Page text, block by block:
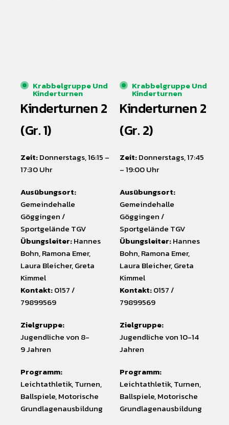
Krabbelgruppe Und
Kinderturnen
Kinderturnen 2
(Gr. 1)
Zeit:Donnerstags, 16:15 –
17:30 Uhr
Ausübungsort:
Gemeindehalle
Göggingen /
Sportgelände TGV
Übungsleiter:Hannes
Bohn, Ramona Emer,
Laura Bleicher, Greta
Kimmel
Kontakt:0157 /
79899569
Zielgruppe:
Jugendliche von 8-
9 Jahren
Programm:
Leichtathletik, Turnen,
Ballspiele, Motorische
Grundlagenausbildung
Krabbelgruppe Und
Kinderturnen
Kinderturnen 2
(Gr. 2)
Zeit:Donnerstags, 17:45
– 19:00 Uhr
Ausübungsort:
Gemeindehalle
Göggingen /
Sportgelände TGV
Übungsleiter:Hannes
Bohn, Ramona Emer,
Laura Bleicher, Greta
Kimmel
Kontakt:0157 /
79899569
Zielgruppe:
Jugendliche von 10-14
Jahren
Programm:
Leichtathletik, Turnen,
Ballspiele, Motorische
Grundlagenausbildung